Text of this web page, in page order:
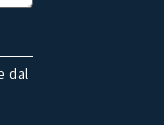
dal